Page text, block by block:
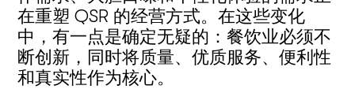
在重塑 QSR 的经营方式。在这些变化
中，有一点是确定无疑的：餐饮业必须不
断创新，同时将质量、优质服务、便利性
和真实性作为核心。